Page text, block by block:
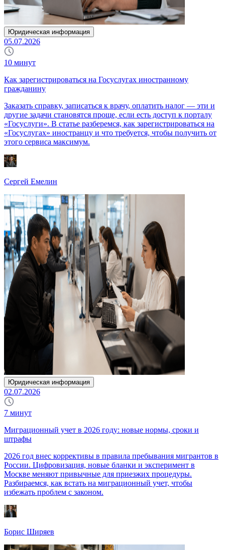
Юридическая информация
05.07.2026
10 минут
Как зарегистрироваться на Госуслугах иностранному
гражданину
Заказать справку, записаться к врачу, оплатить налог — эти и
другие задачи становятся проще, если есть доступ к порталу
«Госуслуги». В статье разберемся, как зарегистрироваться на
«Госуслугах» иностранцу и что требуется, чтобы получить от
этого сервиса максимум.
Сергей Емелин
Юридическая информация
02.07.2026
7 минут
Миграционный учет в 2026 году: новые нормы, сроки и
штрафы
2026 год внес коррективы в правила пребывания мигрантов в
России. Цифровизация, новые бланки и эксперимент в
Москве меняют привычные для приезжих процедуры.
Разбираемся, как встать на миграционный учет, чтобы
избежать проблем с законом.
Борис Ширяев